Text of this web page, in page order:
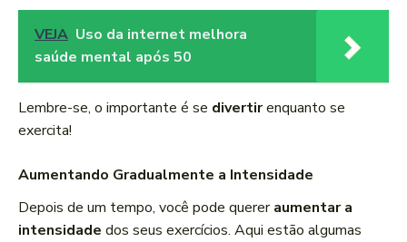
VEJA Uso da internet melhora
saúde mental após 50
Lembre-se, o importante é se divertirenquanto se
exercita!
Aumentando Gradualmente a Intensidade
Depois de um tempo, você pode quereraumentar a
intensidade dos seus exercícios. Aqui estão algumas